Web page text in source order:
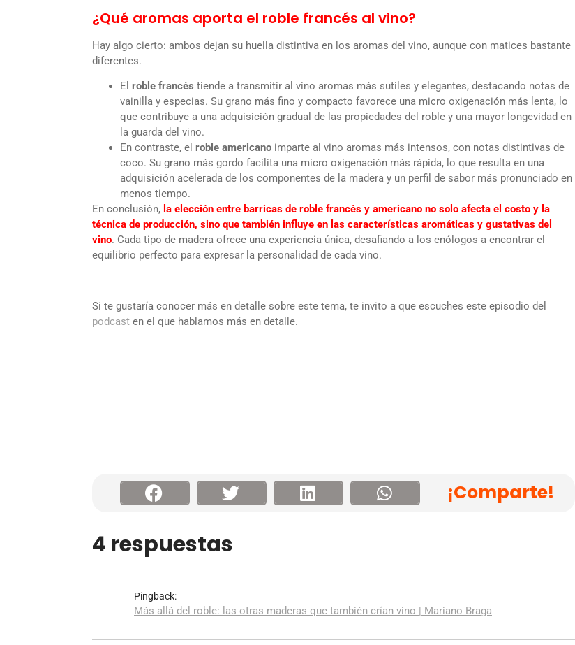
¿Qué aromas aporta el roble francés al vino?
Hay algo cierto: ambos dejan su huella distintiva en los aromas del vino, aunque con matices bastante
diferentes.
El roble francés tiende a transmitir al vino aromas más sutiles y elegantes, destacando notas de
vainilla y especias. Su grano más fino y compacto favorece una micro oxigenación más lenta, lo
que contribuye a una adquisición gradual de las propiedades del roble y una mayor longevidad en
la guarda del vino.
En contraste, el roble americano imparte al vino aromas más intensos, con notas distintivas de
coco. Su grano más gordo facilita una micro oxigenación más rápida, lo que resulta en una
adquisición acelerada de los componentes de la madera y un perfil de sabor más pronunciado en
menos tiempo.
En conclusión, la elección entre barricas de roble francés y americano no solo afecta el costo y la
técnica de producción, sino que también influye en las características aromáticas y gustativas del
vino. Cada tipo de madera ofrece una experiencia única, desafiando a los enólogos a encontrar el
equilibrio perfecto para expresar la personalidad de cada vino.
Si te gustaría conocer más en detalle sobre este tema, te invito a que escuches este episodio del
podcast en el que hablamos más en detalle.
¡Comparte!
4 respuestas
Pingback:
Más allá del roble: las otras maderas que también crían vino | Mariano Braga